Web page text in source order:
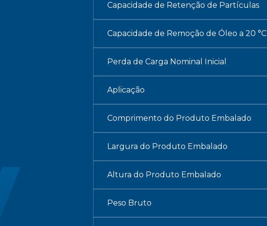
Capacidade de Retenção de Partículas
Capacidade de Remoção de Óleo a 20 °C
Perda de Carga Nominal Inicial
Aplicação
Comprimento do Produto Embalado
Largura do Produto Embalado
Altura do Produto Embalado
Peso Bruto